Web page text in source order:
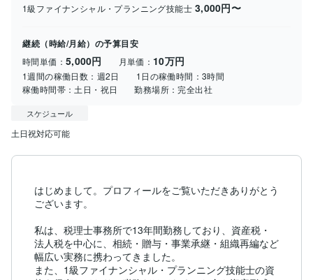
1級ファイナンシャル・プランニング技能士 3,000円〜
継続（時給/月給）の予算目安
時間単価： 5,000円 月単価： 10万円
1週間の稼働日数： 週2日 1日の稼働時間：3時間
稼働時間帯： 土日・祝日 勤務場所：完全出社
スケジュール
土日祝対応可能
はじめまして。プロフィールをご覧いただきありがとう
ございます。
私は、税理士事務所で13年間勤務しており、資産税・
法人税を中心に、相続・贈与・事業承継・組織再編など
幅広い実務に携わってきました。
また、1級ファイナンシャル・プランニング技能士の資